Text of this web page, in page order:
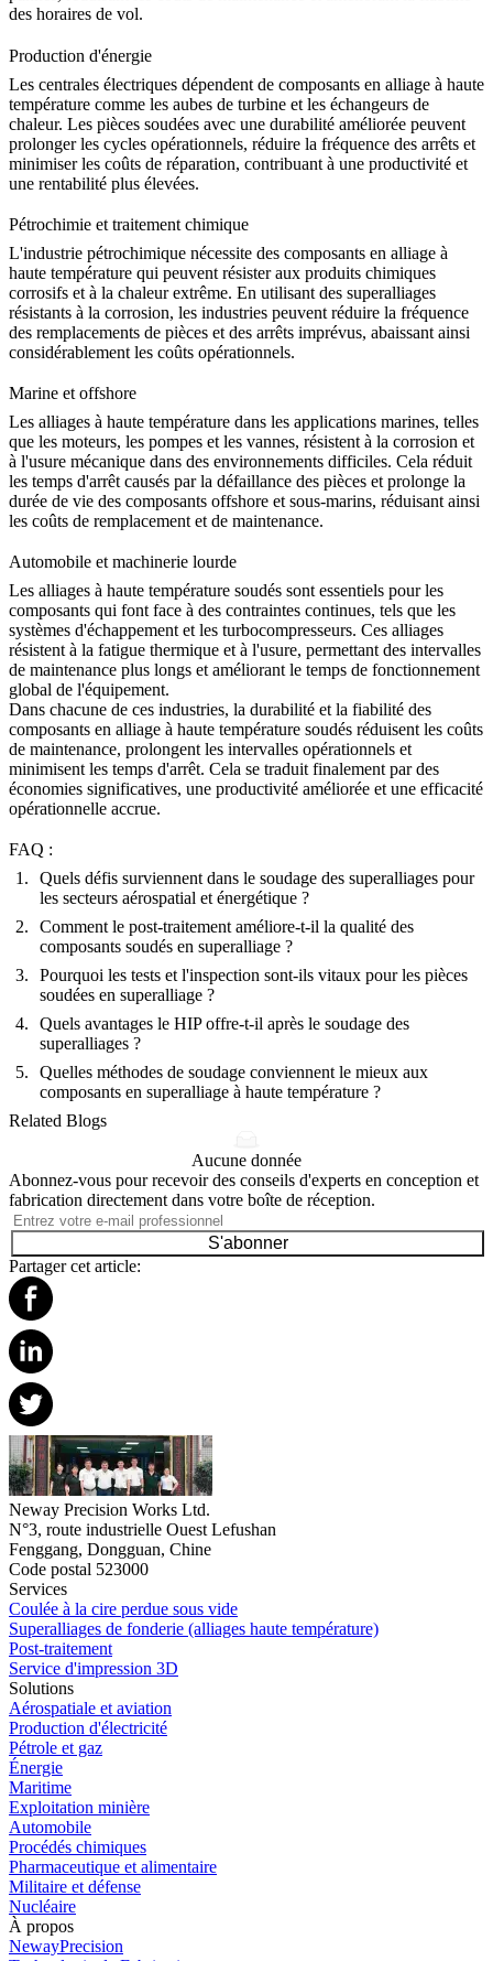
des horaires de vol.
Production d'énergie
Les centrales électriques dépendent de composants en alliage à haute
température comme les aubes de turbine et les échangeurs de
chaleur. Les pièces soudées avec une durabilité améliorée peuvent
prolonger les cycles opérationnels, réduire la fréquence des arrêts et
minimiser les coûts de réparation, contribuant à une productivité et
une rentabilité plus élevées.
Pétrochimie et traitement chimique
L'industrie pétrochimique nécessite des composants en alliage à
haute température qui peuvent résister aux produits chimiques
corrosifs et à la chaleur extrême. En utilisant des superalliages
résistants à la corrosion, les industries peuvent réduire la fréquence
des remplacements de pièces et des arrêts imprévus, abaissant ainsi
considérablement les coûts opérationnels.
Marine et offshore
Les alliages à haute température dans les applications marines, telles
que les moteurs, les pompes et les vannes, résistent à la corrosion et
à l'usure mécanique dans des environnements difficiles. Cela réduit
les temps d'arrêt causés par la défaillance des pièces et prolonge la
durée de vie des composants offshore et sous-marins, réduisant ainsi
les coûts de remplacement et de maintenance.
Automobile et machinerie lourde
Les alliages à haute température soudés sont essentiels pour les
composants qui font face à des contraintes continues, tels que les
systèmes d'échappement et les turbocompresseurs. Ces alliages
résistent à la fatigue thermique et à l'usure, permettant des intervalles
de maintenance plus longs et améliorant le temps de fonctionnement
global de l'équipement.
Dans chacune de ces industries, la durabilité et la fiabilité des
composants en alliage à haute température soudés réduisent les coûts
de maintenance, prolongent les intervalles opérationnels et
minimisent les temps d'arrêt. Cela se traduit finalement par des
économies significatives, une productivité améliorée et une efficacité
opérationnelle accrue.
FAQ :
Quels défis surviennent dans le soudage des superalliages pour
les secteurs aérospatial et énergétique ?
Comment le post-traitement améliore-t-il la qualité des
composants soudés en superalliage ?
Pourquoi les tests et l'inspection sont-ils vitaux pour les pièces
soudées en superalliage ?
Quels avantages le HIP offre-t-il après le soudage des
superalliages ?
Quelles méthodes de soudage conviennent le mieux aux
composants en superalliage à haute température ?
Related Blogs
Aucune donnée
Abonnez-vous pour recevoir des conseils d'experts en conception et
fabrication directement dans votre boîte de réception.
S'abonner
Partager cet article:
Neway Precision Works Ltd.
N°3, route industrielle Ouest Lefushan
Fenggang, Dongguan, Chine
Code postal 523000
Services
Coulée à la cire perdue sous vide
Superalliages de fonderie (alliages haute température)
Post-traitement
Service d'impression 3D
Solutions
Aérospatiale et aviation
Production d'électricité
Pétrole et gaz
Énergie
Maritime
Exploitation minière
Automobile
Procédés chimiques
Pharmaceutique et alimentaire
Militaire et défense
Nucléaire
À propos
NewayPrecision